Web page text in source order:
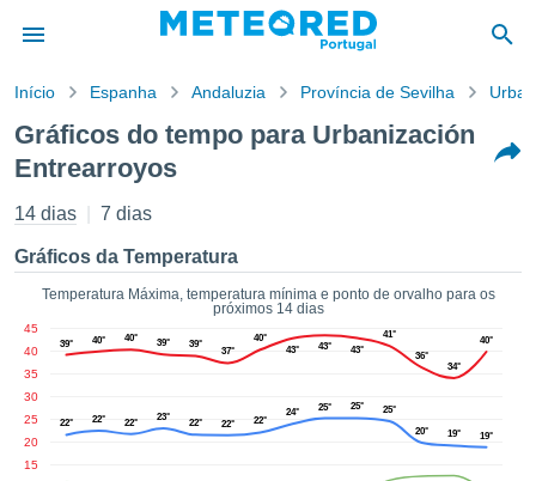
da
por
que as
a este
das
e
forma
Início Espanha Andaluzia Província de Sevilha
Gráficos do tempo para Urbanización
Entrearroyos
14 dias 7 dias
Gráficos da Temperatura
Temperatura Máxima, temperatura mínima e ponto de orvalho para os
próximos 14 dias
15
20
25
30
35
40
45
39° 40° 40° 39° 39°
37°
40°
43°
43° 43°
41°
36°
34°
40°
22° 22° 22°
23°
22° 22° 22°
24° 25° 25°
25°
20°
19° 19°